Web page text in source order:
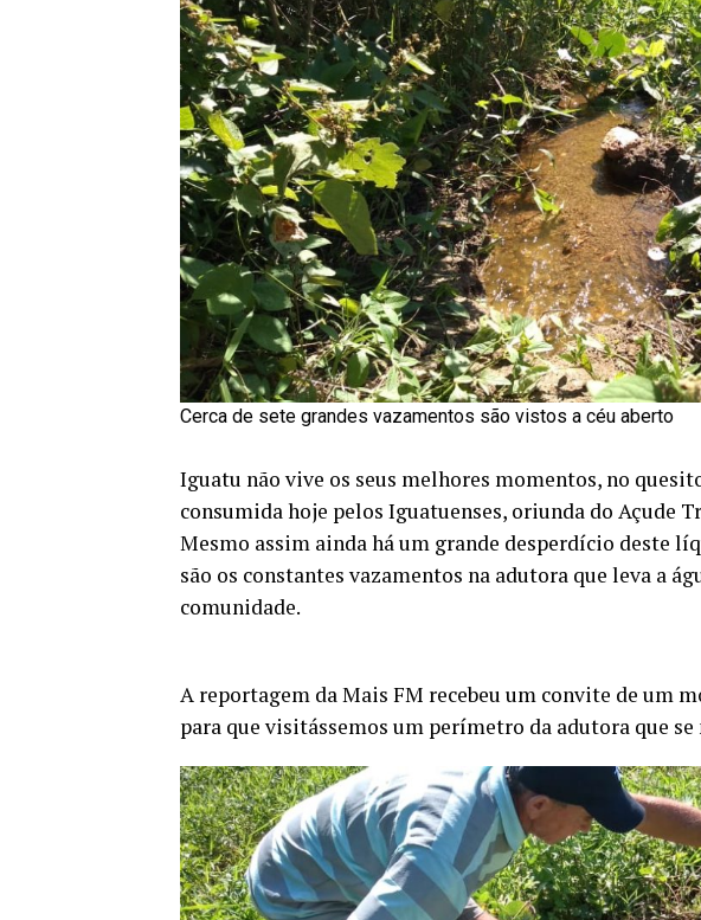
Cerca de sete grandes vazamentos são vistos a céu aberto
Iguatu não vive os seus melhores momentos, no
consumida hoje pelos Iguatuenses, oriunda do Açude
Mesmo assim ainda há um grande desperdício deste
são os constantes vazamentos na adutora que leva a
comunidade.
A reportagem da Mais FM recebeu um convite de um
para que visitássemos um perímetro da adutora que